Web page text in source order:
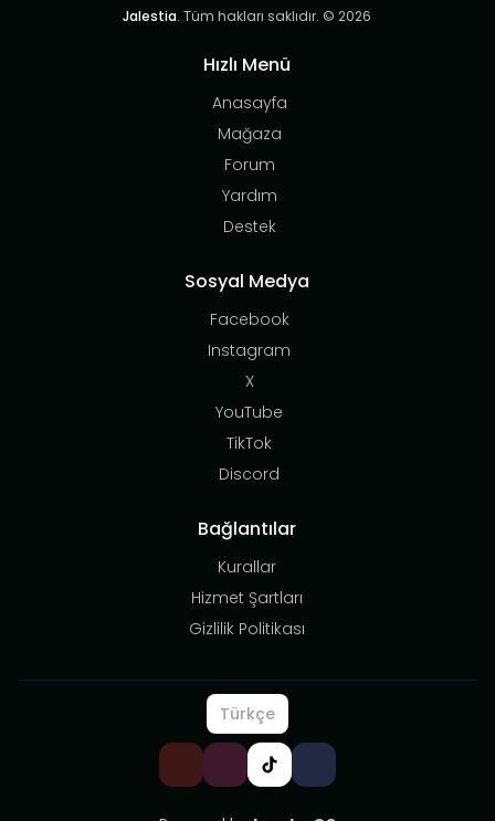
Jalestia. Tüm hakları saklıdır. © 2026
Hızlı Menü
Anasayfa
Mağaza
Forum
Yardım
Destek
Sosyal Medya
Facebook
Instagram
X
YouTube
TikTok
Discord
Bağlantılar
Kurallar
Hizmet Şartları
Gizlilik Politikası
Türkçe